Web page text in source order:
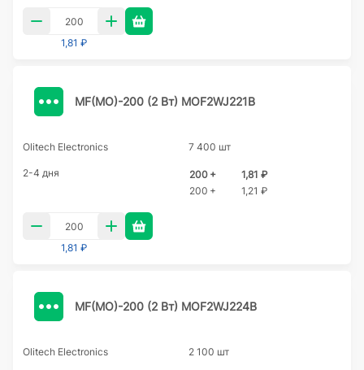
1,81 ₽
MF(MO)-200 (2 Вт) MOF2WJ221B
Olitech Electronics 7 400 шт
2-4 дня 200 +
1,81 ₽
200 +
1,21 ₽
1,81 ₽
MF(MO)-200 (2 Вт) MOF2WJ224B
Olitech Electronics 2 100 шт